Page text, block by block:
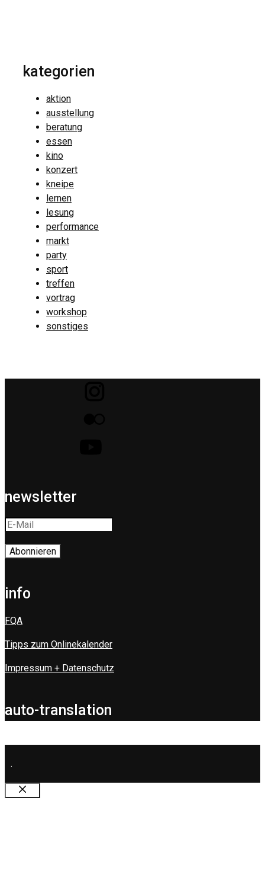
kategorien
aktion
ausstellung
beratung
essen
kino
konzert
kneipe
lernen
lesung
performance
markt
party
sport
treffen
vortrag
workshop
sonstiges
newsletter
info
FQA
Tipps zum Onlinekalender
Impressum + Datenschutz
auto-translation
.
Schließen